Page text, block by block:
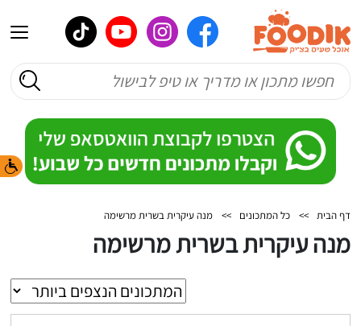
דף הבית >> כל המתכונים >> מנה עיקרית בשרית מרשימה
מנה עיקרית בשרית מרשימה